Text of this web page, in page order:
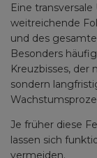
Eine
weitreichende
und des
Besonders
Kreuzbisses, der
sondern
Je früher diese
lassen sich
vermeiden.